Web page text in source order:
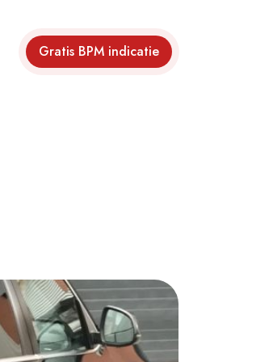
Gratis BPM indicatie